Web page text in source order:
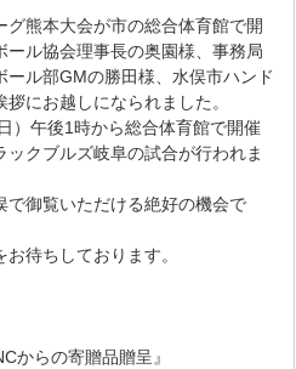
熊本大会が市の総合体育館で開
ル協会理事長の奥園様、事務局
ル部GMの勝田様、水俣市ハンド
にお越しになられました。
）午後1時から総合体育館で開催
クブルズ岐阜の試合が行われま
で御覧いただける絶好の機会で
待ちしております。
らの寄贈品贈呈』